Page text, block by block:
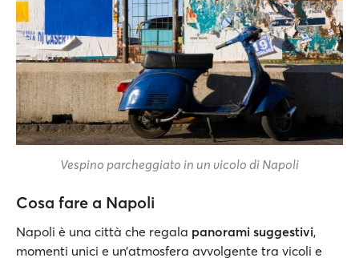
Vespino parcheggiato in un vicolo di Napoli
Cosa fare a Napoli
Napoli è una città che regala panorami suggestivi,
momenti unici e un’atmosfera avvolgente tra vicoli e